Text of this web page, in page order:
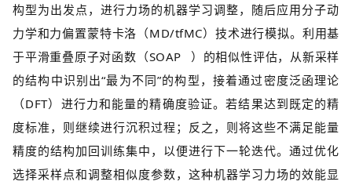
构型为出发点，进行力场的机器学习调整，随后应用分子动
力学和力偏置蒙特卡洛（MD/tfMC）技术进行模拟。利用基
于平滑重叠原子对函数（SOAP
）的相似性评估，从新采样
的结构中识别出“最为不同”的构型，接着通过密度泛函理论
（DFT）进行力和能量的精确度验证。若结果达到既定的精
度标准，则继续进行沉积过程；反之，则将这些不满足能量
精度的结构加回训练集中，以便进行下一轮迭代。通过优化
选择采样点和调整相似度参数，这种机器学习力场的效能显